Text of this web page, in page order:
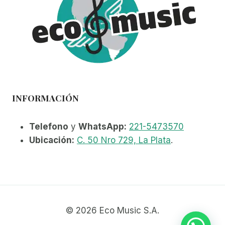
INFORMACIÓN
Telefono y WhatsApp: 221-5473570
Ubicación: C. 50 Nro 729, La Plata.
© 2026 Eco Music S.A.